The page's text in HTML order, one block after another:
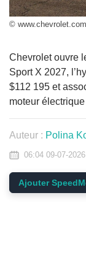
© www.chevrolet.com
Chevrolet ouvre
Sport X 2027,
$112 195 et
moteur
Auteur : Polina
06:04 09-07-2026
Ajouter